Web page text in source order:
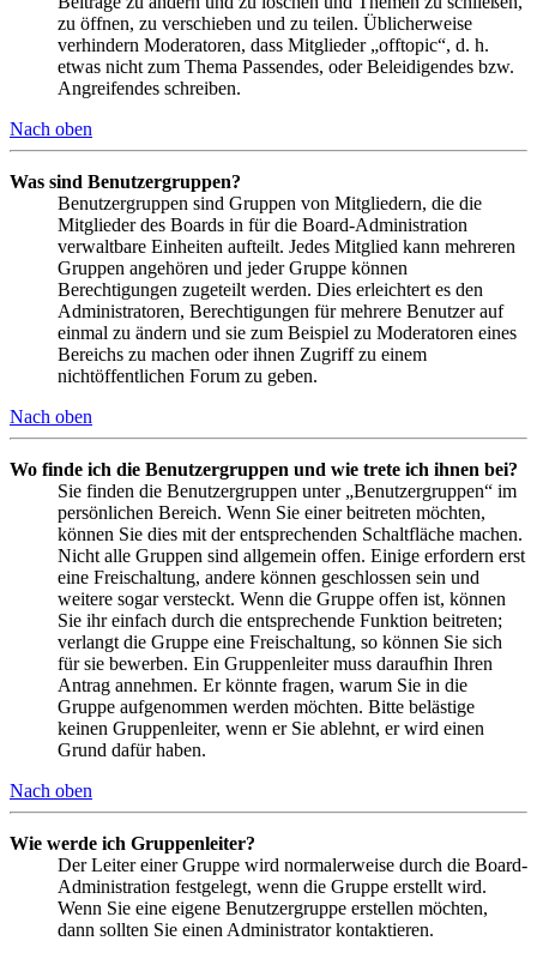
zu öffnen, zu verschieben und zu teilen. Üblicherweise
verhindern Moderatoren, dass Mitglieder „offtopic“, d. h.
etwas nicht zum Thema Passendes, oder Beleidigendes bzw.
Angreifendes schreiben.
Nach oben
Was sind Benutzergruppen?
Benutzergruppen sind Gruppen von Mitgliedern, die die
Mitglieder des Boards in für die Board-Administration
verwaltbare Einheiten aufteilt. Jedes Mitglied kann mehreren
Gruppen angehören und jeder Gruppe können
Berechtigungen zugeteilt werden. Dies erleichtert es den
Administratoren, Berechtigungen für mehrere Benutzer auf
einmal zu ändern und sie zum Beispiel zu Moderatoren eines
Bereichs zu machen oder ihnen Zugriff zu einem
nichtöffentlichen Forum zu geben.
Nach oben
Wo finde ich die Benutzergruppen und wie trete ich ihnen bei?
Sie finden die Benutzergruppen unter „Benutzergruppen“ im
persönlichen Bereich. Wenn Sie einer beitreten möchten,
können Sie dies mit der entsprechenden Schaltfläche machen.
Nicht alle Gruppen sind allgemein offen. Einige erfordern erst
eine Freischaltung, andere können geschlossen sein und
weitere sogar versteckt. Wenn die Gruppe offen ist, können
Sie ihr einfach durch die entsprechende Funktion beitreten;
verlangt die Gruppe eine Freischaltung, so können Sie sich
für sie bewerben. Ein Gruppenleiter muss daraufhin Ihren
Antrag annehmen. Er könnte fragen, warum Sie in die
Gruppe aufgenommen werden möchten. Bitte belästige
keinen Gruppenleiter, wenn er Sie ablehnt, er wird einen
Grund dafür haben.
Nach oben
Wie werde ich Gruppenleiter?
Der Leiter einer Gruppe wird normalerweise durch die Board-
Administration festgelegt, wenn die Gruppe erstellt wird.
Wenn Sie eine eigene Benutzergruppe erstellen möchten,
dann sollten Sie einen Administrator kontaktieren.